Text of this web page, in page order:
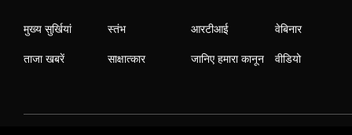
मुख्य सुर्खियां
ताजा खबरें
स्तंभ
साक्षात्कार
आरटीआई
जानिए हमारा कानून
वेबिनार
वीडियो